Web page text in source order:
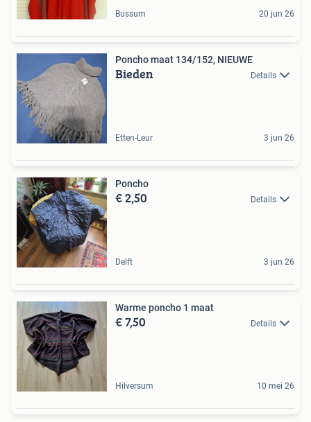
Bussum 20 jun 26
Poncho maat 134/152, NIEUWE
Bieden Details
Etten-Leur 3 jun 26
Poncho
€ 2,50 Details
Delft 3 jun 26
Warme poncho 1 maat
€ 7,50 Details
Hilversum 10 mei 26